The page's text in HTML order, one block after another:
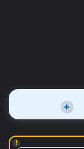
+
!